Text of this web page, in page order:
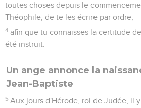
toutes choses depuis le
Théophile, de te les écrire par ordre,
4 afin que tu connaisses la certitude
été instruit.
Un ange annonce la
Jean-Baptiste
5 Aux jours d'Hérode, roi de Judée, il